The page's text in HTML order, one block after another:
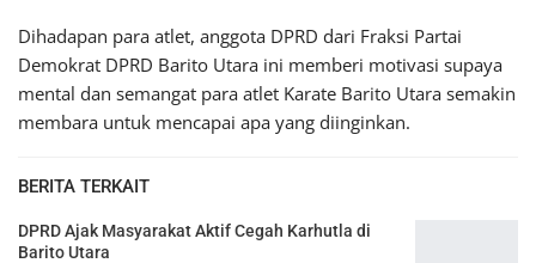
Dihadapan para atlet, anggota DPRD dari Fraksi Partai
Demokrat DPRD Barito Utara ini memberi motivasi supaya
mental dan semangat para atlet Karate Barito Utara semakin
membara untuk mencapai apa yang diinginkan.
BERITA TERKAIT
DPRD Ajak Masyarakat Aktif Cegah Karhutla di
Barito Utara